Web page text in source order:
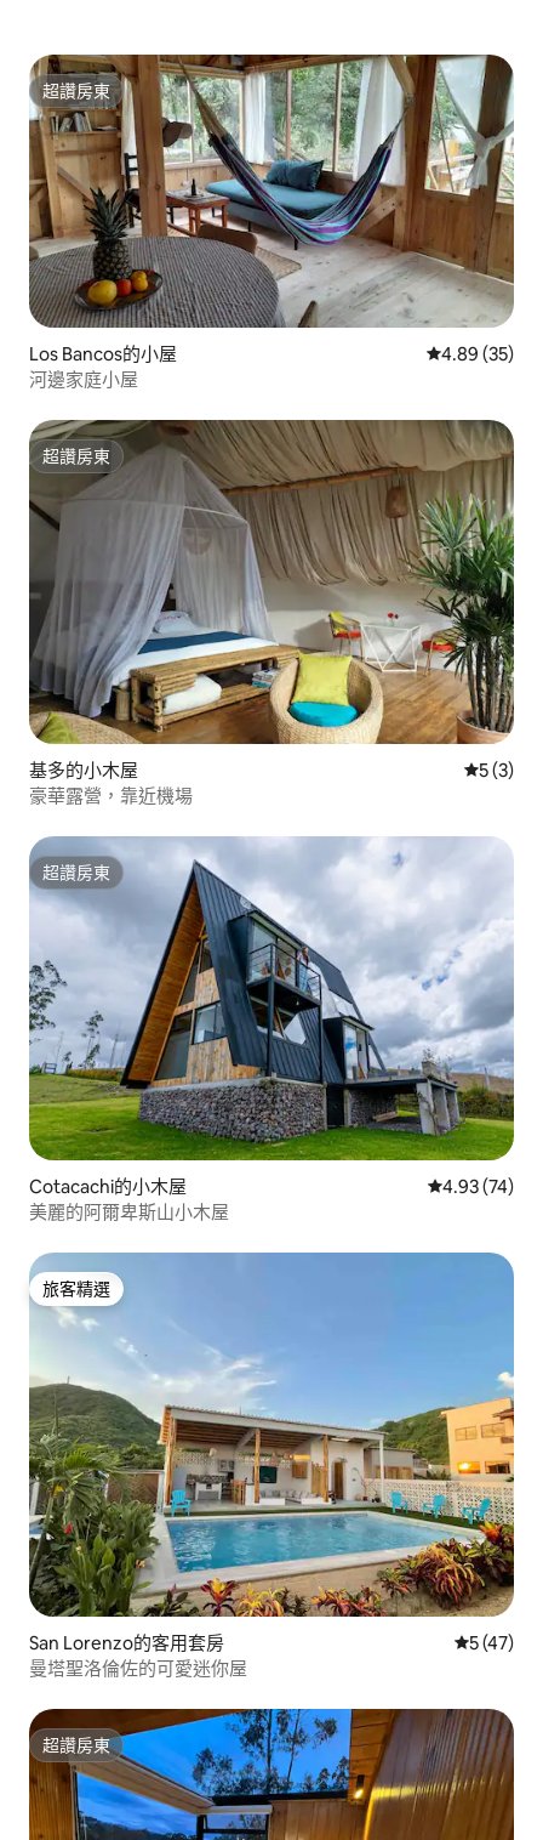
超讚房東
超讚房東
Los Bancos的小屋 從 35 則評價
4.89 (35)
河邊家庭小屋
超讚房東
超讚房東
基多的小木屋 從 3 則評
5 (3)
豪華露營，靠近機場
超讚房東
超讚房東
Cotacachi的小木屋 從 74 則評價
4.93 (74)
美麗的阿爾卑斯山小木屋
旅客精選
旅客精選
San Lorenzo的客用套房 從 47 則評
5 (47)
曼塔聖洛倫佐的可愛迷你屋
超讚房東
超讚房東